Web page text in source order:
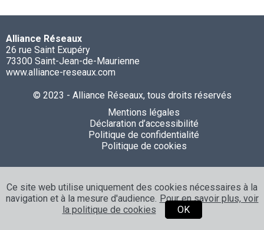
Alliance Réseaux
26 rue Saint Exupéry
73300 Saint-Jean-de-Maurienne
www.alliance-reseaux.com
© 2023 - Alliance Réseaux, tous droits réservés
Mentions légales
Déclaration d’accessibilité
Politique de confidentialité
Politique de cookies
Ce site web utilise uniquement des cookies nécessaires à la
navigation et à la mesure d'audience. Pour en savoir plus, voir
la politique de cookies
OK